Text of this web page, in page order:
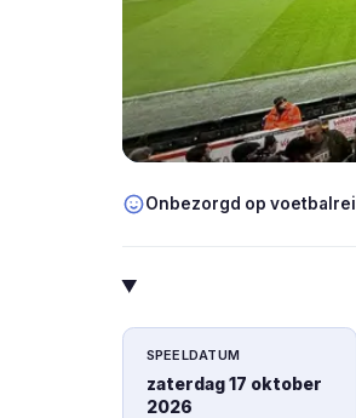
Onbezorgd op
SPEELDATUM
zaterdag 17 oktober
2026